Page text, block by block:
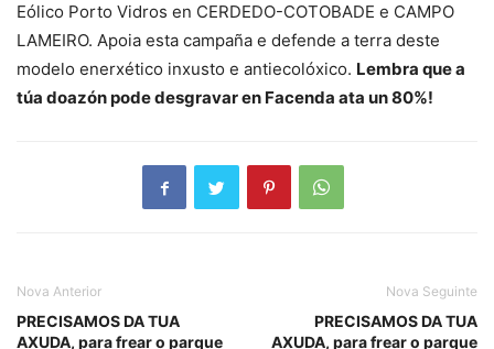
Eólico Porto Vidros en CERDEDO-COTOBADE e CAMPO
LAMEIRO. Apoia esta campaña e defende a terra deste
modelo enerxético inxusto e antiecolóxico. Lembra que a
túa doazón pode desgravar en Facenda ata un 80%!
Nova Anterior
PRECISAMOS DA TUA
AXUDA, para frear o parque
Nova Seguinte
PRECISAMOS DA TUA
AXUDA, para frear o parque